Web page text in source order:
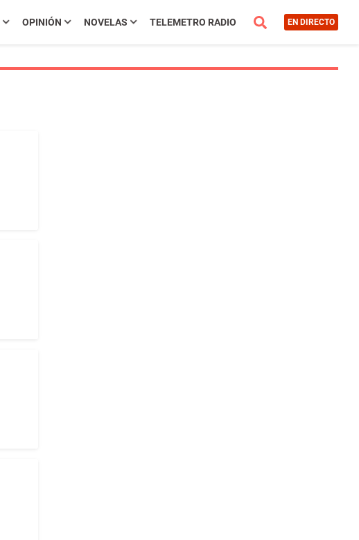
OPINIÓN NOVELAS TELEMETRO RADIO EN DIRECTO